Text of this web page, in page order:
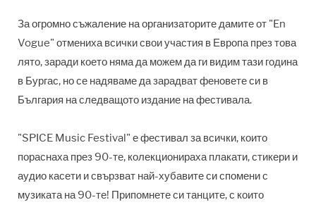
За огромно съжаление на организаторите дамите от "En
Vogue" отмениха всички свои участия в Европа през това
лято, заради което няма да можем да ги видим тази година
в Бургас, но се надяваме да зарадват феновете си в
България на следващото издание на фестивала.
"SPICE Music Festival" е фестивал за всички, които
пораснаха през 90-те, колекционираха плакати, стикери и
аудио касети и свързват най-хубавите си спомени с
музиката на 90-те! Припомнете си танците, с които